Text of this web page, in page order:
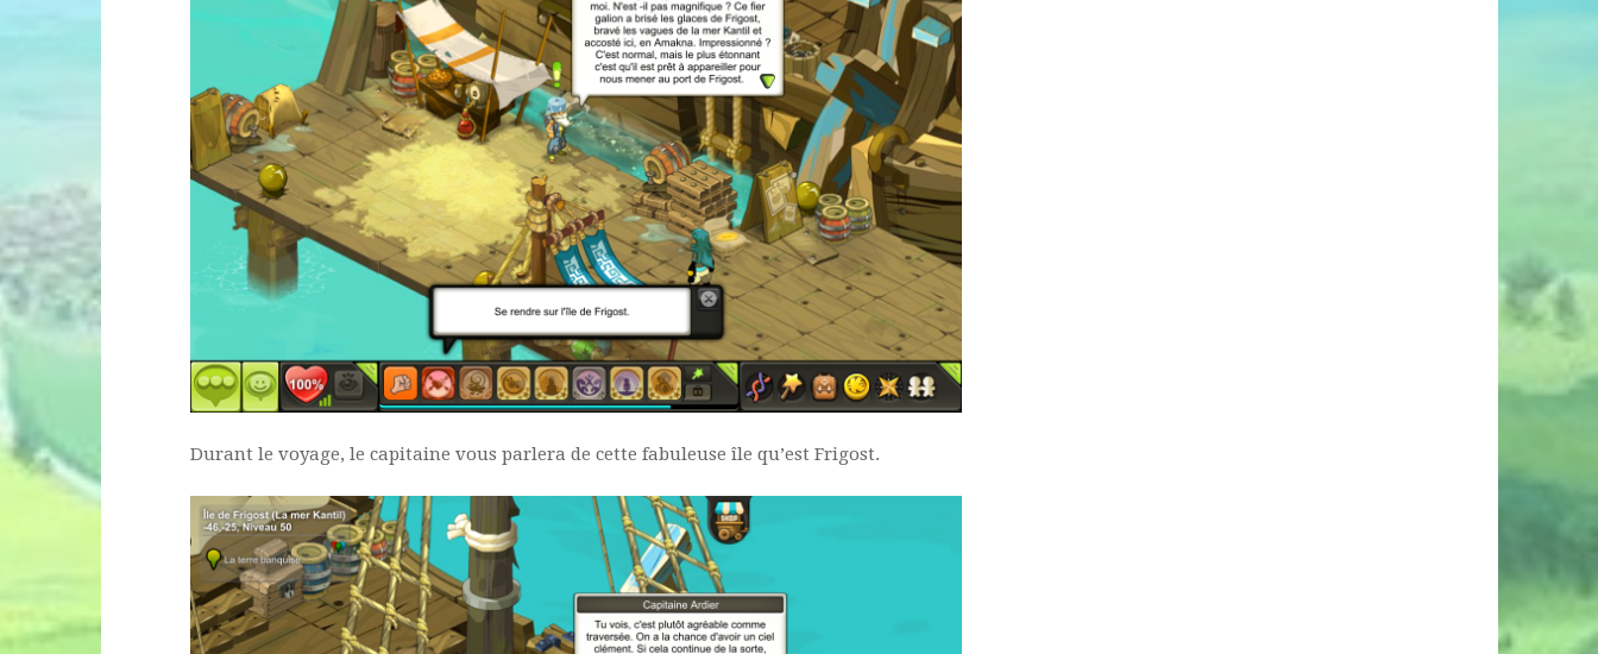
Durant le voyage, le capitaine vous parlera de cette fabuleuse île qu’est Frigost.